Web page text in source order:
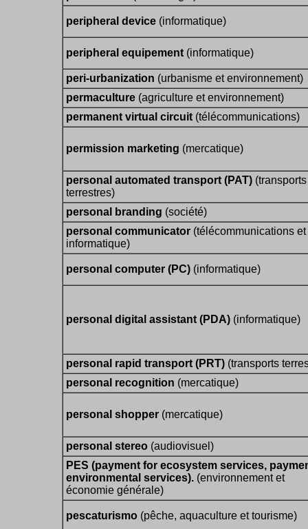
peripheral device (informatique)
peripheral equipement (informatique)
peri-urbanization (urbanisme et environnement)
permaculture (agriculture et environnement)
permanent virtual circuit (télécommunications)
permission marketing (mercatique)
personal automated transport (PAT) (transports
terrestres)
personal branding (société)
personal communicator (télécommunications et
informatique)
personal computer (PC) (informatique)
personal digital assistant (PDA) (informatique)
personal rapid transport (PRT) (transports
personal recognition (mercatique)
personal shopper (mercatique)
personal stereo (audiovisuel)
PES (payment for ecosystem services,
environmental services). (environnement et
économie générale)
pescaturismo (pêche, aquaculture et tourisme)